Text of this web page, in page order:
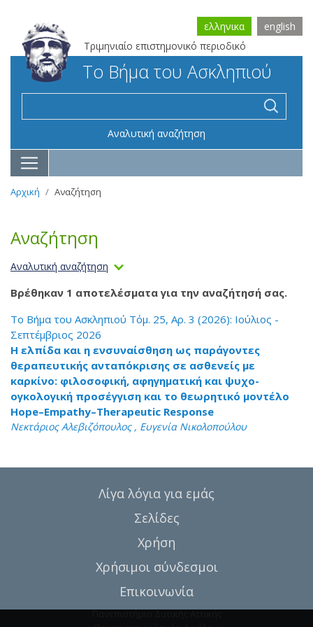
Τριμηνιαίο επιστημονικό περιοδικό
ελληνικα english
Το Βήμα του Ασκληπιού
Αναλυτική αναζήτηση
Αρχική Αναζήτηση
Αναζήτηση
Αναλυτική αναζήτηση
Βρέθηκαν 1 αποτελέσματα για την αναζήτησή σας.
Το Βήμα του Ασκληπιού Τόμ. 25, Αρ. 3 (2026): Ιούλιος -
Σεπτέμβριος 2026
Η ελπίδα και η ενσυναίσθηση ως παράγοντες
θεραπευτικής ανταπόκρισης σε ασθενείς με
καρκίνο: φιλοσοφική, αφηγηματική και ψυχο-
ογκολογική προσέγγιση και το θεωρητικό μοντέλο
Hope–Empathy–Therapeutic Response
Νεκτάριος Αλεβιζόπουλος , Ευγενία Νικολοπούλου
Λίγα λόγια για εμάς
Σελίδες
Χρήση
Χρήσιμοι σύνδεσμοι
Επικοινωνία
Πανεπιστήμιο Δυτικής Αττικής